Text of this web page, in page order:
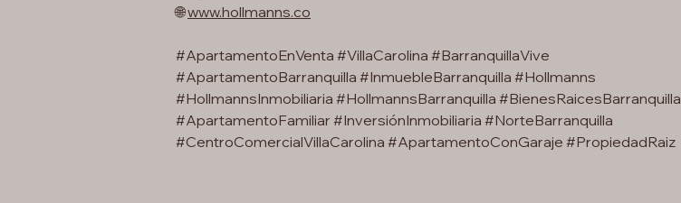
🌐www.hollmanns.co
#ApartamentoEnVenta #VillaCarolina #BarranquillaVive
#ApartamentoBarranquilla #InmuebleBarranquilla #Hollmanns
#HollmannsInmobiliaria #HollmannsBarranquilla #BienesRaicesBarranquilla
#ApartamentoFamiliar #InversiónInmobiliaria #NorteBarranquilla
#CentroComercialVillaCarolina #ApartamentoConGaraje #PropiedadRaiz